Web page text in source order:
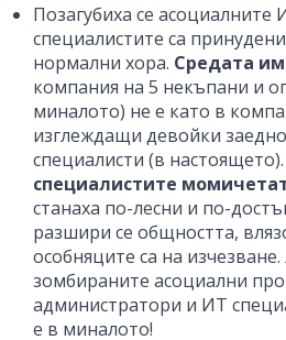
Позагубиха се
специалистите са
нормални хора. Средата
компания на 5 некъпани и
миналото) не е като в
изглеждащи девойки
специалисти (в
специалистите
станаха по-лесни и по-
разшири се общността,
особняците са на
зомбираните асоциални
администратори и ИТ
е в миналото!